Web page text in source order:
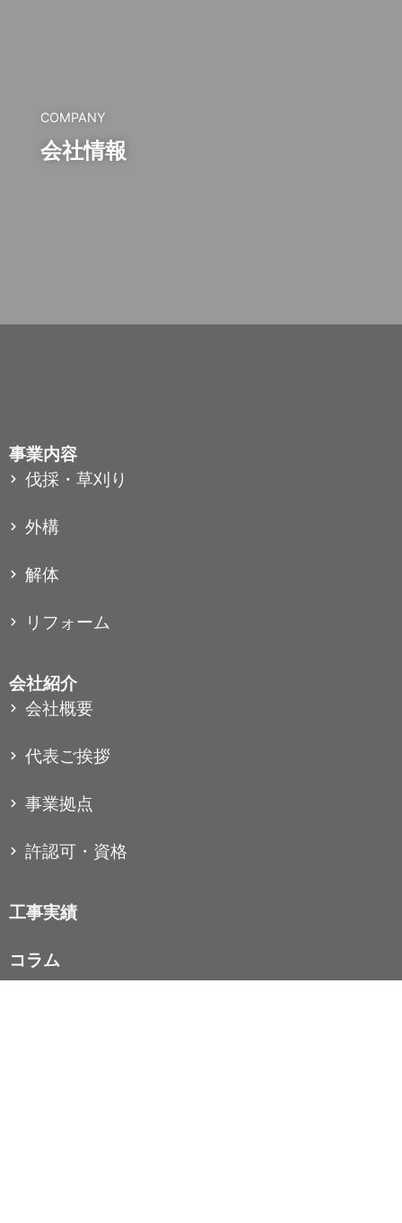
COMPANY
会社情報
事業内容
伐採・草刈り
外構
解体
リフォーム
会社紹介
会社概要
代表ご挨拶
事業拠点
許認可・資格
工事実績
コラム